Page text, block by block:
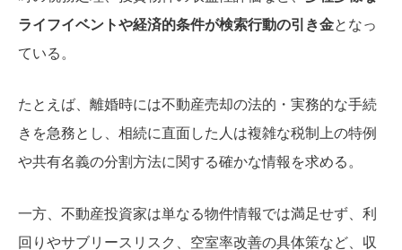
ライフイベントや経済的条件が検索行動の引き金となっ
ている。
たとえば、離婚時には不動産売却の法的・実務的な手続
きを急務とし、相続に直面した人は複雑な税制上の特例
や共有名義の分割方法に関する確かな情報を求める。
一方、不動産投資家は単なる物件情報では満足せず、利
回りやサブリースリスク、空室率改善の具体策など、収